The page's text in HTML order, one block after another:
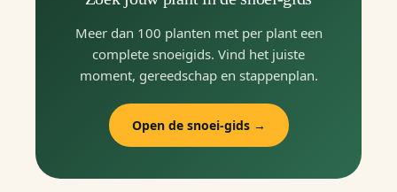
Meer dan 100 planten met per plant een
complete snoeigids. Vind het juiste
moment, gereedschap en stappenplan.
Open de snoei-gids →